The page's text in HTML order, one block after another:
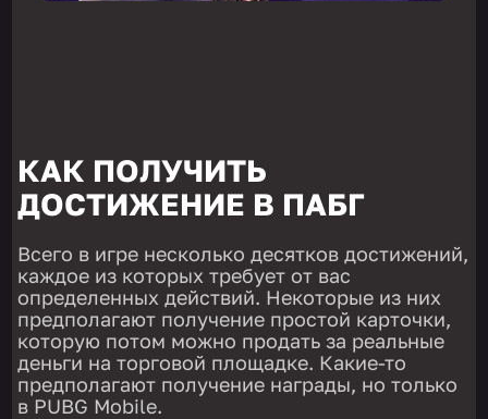
КАК ПОЛУЧИТЬ
ДОСТИЖЕНИЕ В ПАБГ
Всего в игре несколько десятков достижений,
каждое из которых требует от вас
определенных действий. Некоторые из них
предполагают получение простой карточки,
которую потом можно продать за реальные
деньги на торговой площадке. Какие-то
предполагают получение награды, но только
в PUBG Mobile.